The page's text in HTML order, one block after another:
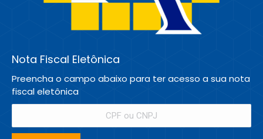
Nota Fiscal Eletônica
Preencha o campo abaixo para ter acesso a sua nota
fiscal eletônica